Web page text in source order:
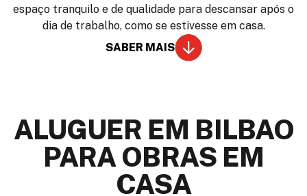
espaço tranquilo e de qualidade para descansar após o
dia de trabalho, como se estivesse em casa.
SABER MAIS
ALUGUER EM BILBAO
PARA OBRAS EM
CASA